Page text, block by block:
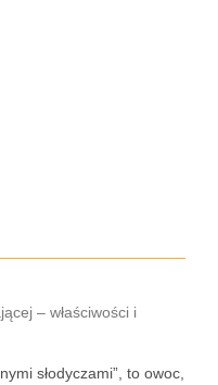
– właściwości i
słodyczami”, to owoc,